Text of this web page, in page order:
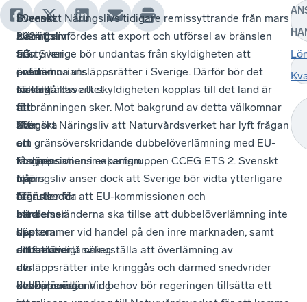
Svenskt
Näringsliv
tillstyrker
promemorians
förslag
att
klargöra
att
utsläpp
från
bränsle
bara
ska
omfattas
av
överlämning
I
avsnitt
5.3.
anför
Naturvårdsverket
att:
”För
att
fånga
upp
oförutsedda
händelser
där
dubbelöverlämning
av
utsläppsrätter
Svenskt
Näringsliv
är
positivt
inställt
till
att
en
kompensationsmekanism
införs
för
att
hantera
situationer
där
dubbelöverlämning
I Svenskt Näringslivs tidigare remissyttrande från mars
2024 framfördes att export och utförsel av bränslen
från Sverige bör undantas från skyldigheten att
överlämna utsläppsrätter i Sverige. Därför bör det
säkerställas att skyldigheten kopplas till det land är
förbränningen sker. Mot bakgrund av detta välkomnar
Svenskt Näringsliv att Naturvårdsverket har lyft frågan
om gränsöverskridande dubbelöverlämning med EU-
kommissionen i expertgruppen CCEG ETS 2. Svenskt
Näringsliv anser dock att Sverige bör vidta ytterligare
åtgärder för att EU-kommissionen och
medlemsländerna ska tillse att dubbelöverlämning inte
uppkommer vid handel på den inre marknaden, samt
att samtidigt säkerställa att överlämning av
utsläppsrätter inte kringgås och därmed snedvrider
konkurrensen. Vid behov bör regeringen tillsätta ett